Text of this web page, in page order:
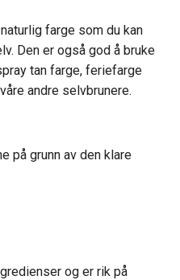
farge som du kan
Den er også god å bruke
tan farge, feriefarge
andre selvbrunere.
på grunn av den klare
og er rik på